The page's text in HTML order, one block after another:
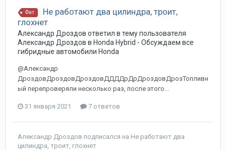
Фит
Не работают два цилиндра, троит,
глохнет
Александр Дроздов ответил в тему пользователя
Александр Дроздов в Honda Hybrid - Обсуждаем все
гибридные автомобили Honda
@Александр
ДроздовДроздовДроздовДДДДрДрДроздовДрозТопливн
ый перепроверяли несколько раз, после этого...
31 января 2021 7 ответов
Александр Дроздов подписался на Не работают два
цилиндра, троит, глохнет